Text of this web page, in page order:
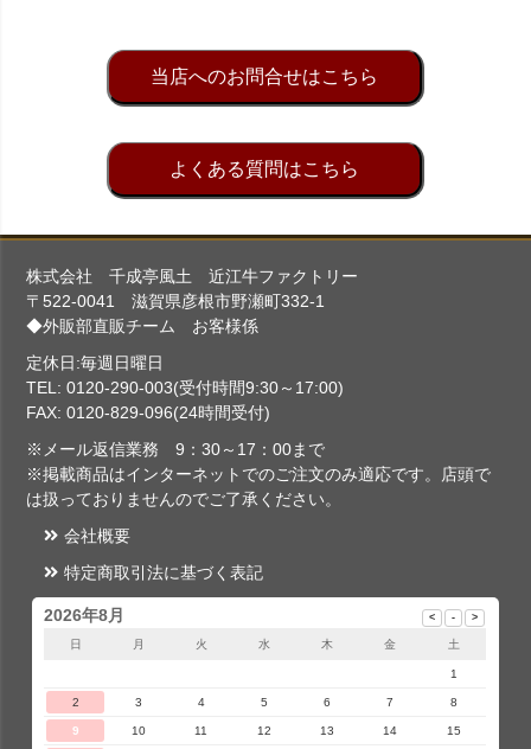
当店へのお問合せはこちら
よくある質問はこちら
株式会社 千成亭風土 近江牛ファクトリー
〒522-0041 滋賀県彦根市野瀬町332-1
◆外販部直販チーム お客様係
定休日:毎週日曜日
TEL: 0120-290-003(受付時間9:30～17:00)
FAX: 0120-829-096(24時間受付)
※メール返信業務 9：30～17：00まで
※掲載商品はインターネットでのご注文のみ適応です。店頭で
は扱っておりませんのでご了承ください。
会社概要
特定商取引法に基づく表記
2026年8月
日 月 火 水 木 金 土
1
2 3 4 5 6 7 8
9 10 11 12 13 14 15